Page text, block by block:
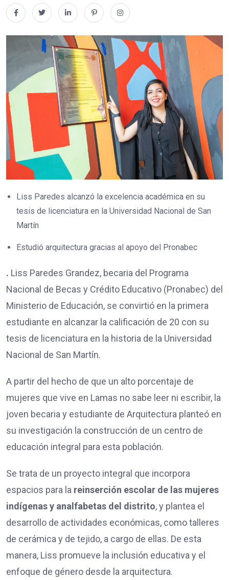
Liss Paredes alcanzó la excelencia académica en su
tesis de licenciatura en la Universidad Nacional de San
Martín
Estudió arquitectura gracias al apoyo del Pronabec
. Liss Paredes Grandez, becaria del Programa
Nacional de Becas y Crédito Educativo (Pronabec) del
Ministerio de Educación, se convirtió en la primera
estudiante en alcanzar la calificación de 20 con su
tesis de licenciatura en la historia de la Universidad
Nacional de San Martín.
A partir del hecho de que un alto porcentaje de
mujeres que vive en Lamas no sabe leer ni escribir, la
joven becaria y estudiante de Arquitectura planteó en
su investigación la construcción de un centro de
educación integral para esta población.
Se trata de un proyecto integral que incorpora
espacios para la reinserción escolar de las mujeres
indígenas y analfabetas del distrito, y plantea el
desarrollo de actividades económicas, como talleres
de cerámica y de tejido, a cargo de ellas. De esta
manera, Liss promueve la inclusión educativa y el
enfoque de género desde la arquitectura.